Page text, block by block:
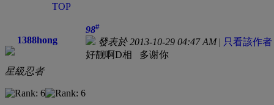
TOP
1388hong
星級忍者
98#
發表於 2013-10-29 04:47 AM| 只看該作者
好靓啊D相 多谢你